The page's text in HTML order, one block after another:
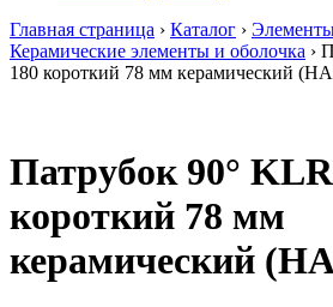
Главная страница › Каталог ›
Керамические элементы и оболочка ›
180 короткий 78 мм керамический
Патрубок 90°
короткий 78 мм
керамический